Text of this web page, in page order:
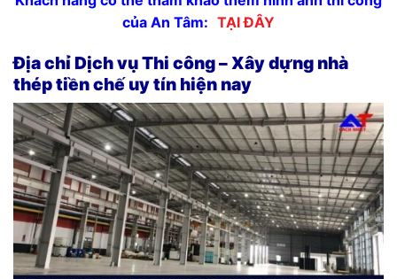
của An Tâm: TẠI ĐÂY
Địa chỉ Dịch vụ Thi công – Xây dựng nhà
thép tiền chế uy tín hiện nay